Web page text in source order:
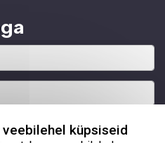
veebilehel küpsiseid